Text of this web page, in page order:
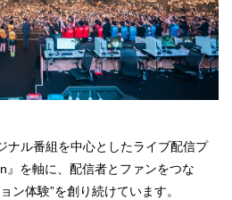
ナル番組を中心としたライブ配信プ
』を軸に、配信者とファンをつな
ン体験”を創り続けています。